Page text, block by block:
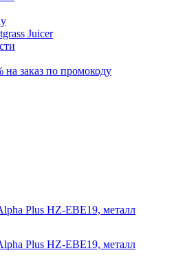
Juicer
заказ по промокоду